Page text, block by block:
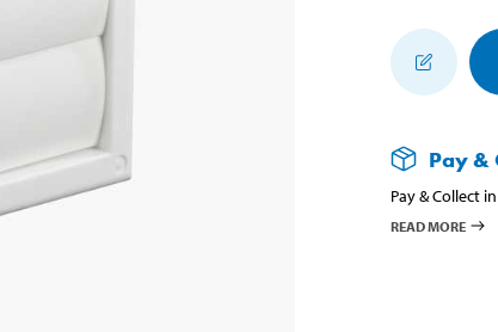
Pay &
Pay & Collect
READ MORE